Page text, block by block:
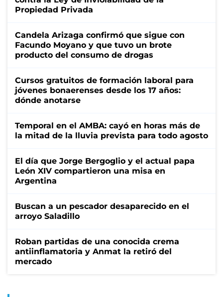
Propiedad Privada
Candela Arizaga confirmó que sigue con
Facundo Moyano y que tuvo un brote
producto del consumo de drogas
Cursos gratuitos de formación laboral para
jóvenes bonaerenses desde los 17 años:
dónde anotarse
Temporal en el AMBA: cayó en horas más de
la mitad de la lluvia prevista para todo agosto
El día que Jorge Bergoglio y el actual papa
León XIV compartieron una misa en
Argentina
Buscan a un pescador desaparecido en el
arroyo Saladillo
Roban partidas de una conocida crema
antiinflamatoria y Anmat la retiró del
mercado